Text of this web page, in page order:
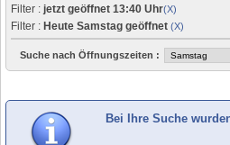
Filter : jetzt geöffnet 13:40 Uhr(X)
Filter : Heute Samstag geöffnet (X)
Suche nach Öffnungszeiten :
Bei Ihre Suche